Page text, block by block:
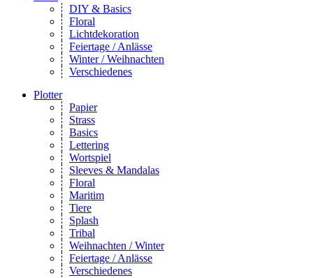
DIY & Basics
Floral
Lichtdekoration
Feiertage / Anlässe
Winter / Weihnachten
Verschiedenes
Plotter
Papier
Strass
Basics
Lettering
Wortspiel
Sleeves & Mandalas
Floral
Maritim
Tiere
Splash
Tribal
Weihnachten / Winter
Feiertage / Anlässe
Verschiedenes